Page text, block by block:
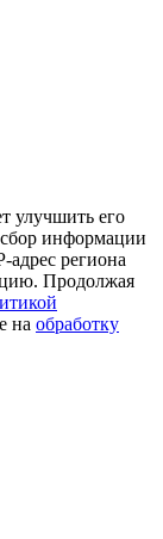
улучшить его
сбор информации
адрес региона
Продолжая
на обработку